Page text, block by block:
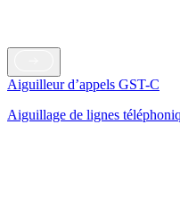
Aiguilleur d’appels GST-C
Aiguillage de lignes